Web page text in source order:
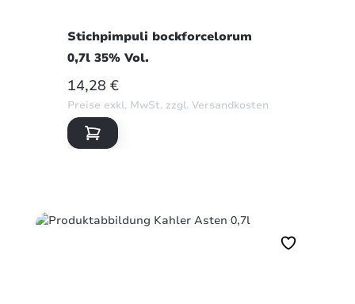
Stichpimpuli bockforcelorum
0,7l 35% Vol.
REGULÄRER PREIS:
14,28 €
Preise exkl. MwSt. zzgl. Versandkosten